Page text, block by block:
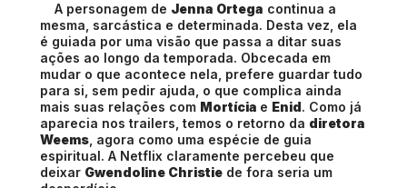
A personagem de Jenna Ortega continua a
mesma, sarcástica e determinada. Desta vez, ela
é guiada por uma visão que passa a ditar suas
ações ao longo da temporada. Obcecada em
mudar o que acontece nela, prefere guardar tudo
para si, sem pedir ajuda, o que complica ainda
mais suas relações com Mortícia e Enid. Como já
aparecia nos trailers, temos o retorno da diretora
Weems , agora como uma espécie de guia
espiritual. A Netflix claramente percebeu que
deixar Gwendoline Christie de fora seria um